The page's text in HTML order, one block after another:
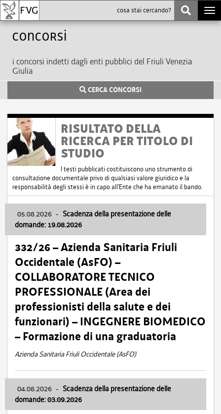
Concorsi
i concorsi indetti dagli enti pubblici del Friuli Venezia
Giulia
CERCA CONCORSI
RISULTATO DELLA
RICERCA PER TITOLO DI
STUDIO
I testi pubblicati costituiscono uno strumento di
consultazione documentale privo di qualsiasi valore giuridico e la
responsabilità degli stessi è in capo all'Ente che ha emanato il bando.
05.08.2026 - Scadenza della presentazione delle
domande: 19.08.2026
332/26 – Azienda Sanitaria Friuli
Occidentale (AsFO) –
COLLABORATORE TECNICO
PROFESSIONALE (Area dei
professionisti della salute e dei
funzionari) – INGEGNERE BIOMEDICO
– Formazione di una graduatoria
Azienda Sanitaria Friuli Occidentale (AsFO)
04.08.2026 - Scadenza della presentazione delle
domande: 03.09.2026